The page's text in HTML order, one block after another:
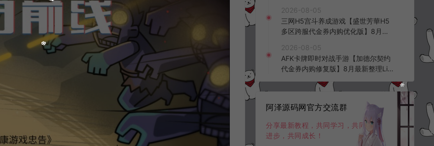
2026-08-05
三网H5宫斗养成游戏【盛世芳華H5
多区跨服代金券内购优化版】8月最
台+全资源安卓+详细搭建教程+视频
教程
2026-08-05
AFK卡牌即时对战手游【加德尔契约
代金券内购修复版】8月最新整理Lin
K授权后台+安卓苹果双端+详细搭建
阿泽源码网官方交流群
分享最新教程，共同学习，共同
进步，共同成长！